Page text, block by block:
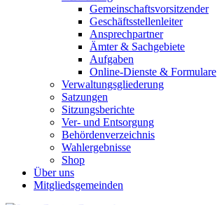
Gemeinschaftsvorsitzender
Geschäftsstellenleiter
Ansprechpartner
Ämter & Sachgebiete
Aufgaben
Online-Dienste & Formulare
Verwaltungsgliederung
Satzungen
Sitzungsberichte
Ver- und Entsorgung
Behördenverzeichnis
Wahlergebnisse
Shop
Über uns
Mitgliedsgemeinden